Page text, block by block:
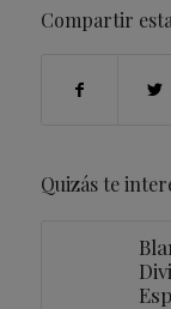
Compartir
Quizás te